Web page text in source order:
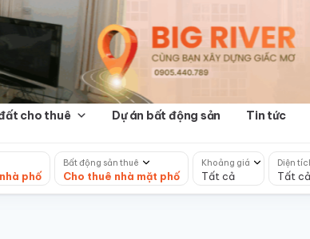
cho thuê Dự án bất động sản
Tin tức
phố
Bất động sản thuê
Cho thuê nhà mặt phố
Khoảng giá
Tất cả
Diện
Tất cả